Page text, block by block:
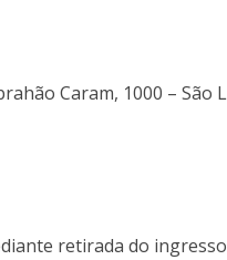
Caram, 1000 – São
retirada do